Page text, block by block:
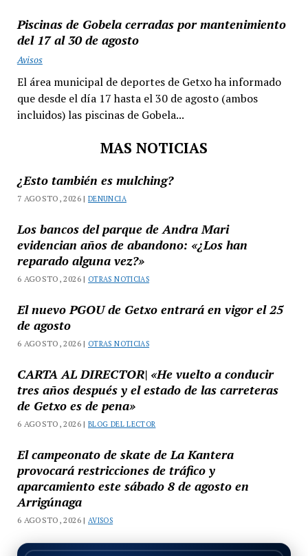
Piscinas de Gobela cerradas por mantenimiento
del 17 al 30 de agosto
Avisos
El área municipal de deportes de Getxo ha informado
que desde el día 17 hasta el 30 de agosto (ambos
incluidos) las piscinas de Gobela...
MAS NOTICIAS
¿Esto también es mulching?
7 AGOSTO, 2026 |DENUNCIA
Los bancos del parque de Andra Mari
evidencian años de abandono: «¿Los han
reparado alguna vez?»
6 AGOSTO, 2026 | OTRAS NOTICIAS
El nuevo PGOU de Getxo entrará en vigor el 25
de agosto
6 AGOSTO, 2026 | OTRAS NOTICIAS
CARTA AL DIRECTOR| «He vuelto a conducir
tres años después y el estado de las carreteras
de Getxo es de pena»
6 AGOSTO, 2026 |BLOG DEL LECTOR
El campeonato de skate de La Kantera
provocará restricciones de tráfico y
aparcamiento este sábado 8 de agosto en
Arrigúnaga
6 AGOSTO, 2026 |AVISOS